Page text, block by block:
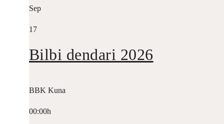
Sep
17
Bilbi dendari 2026
BBK Kuna
00:00h